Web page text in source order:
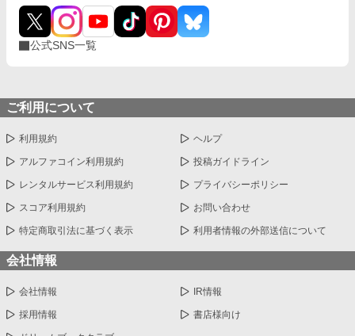
公式SNS一覧
ご利用について
利用規約 ヘルプ
アルファコイン利用規約 投稿ガイドライン
レンタルサービス利用規約 プライバシーポリシー
スコア利用規約 お問い合わせ
特定商取引法に基づく表示 利用者情報の外部送信について
会社情報
会社情報 IR情報
採用情報 書店様向け